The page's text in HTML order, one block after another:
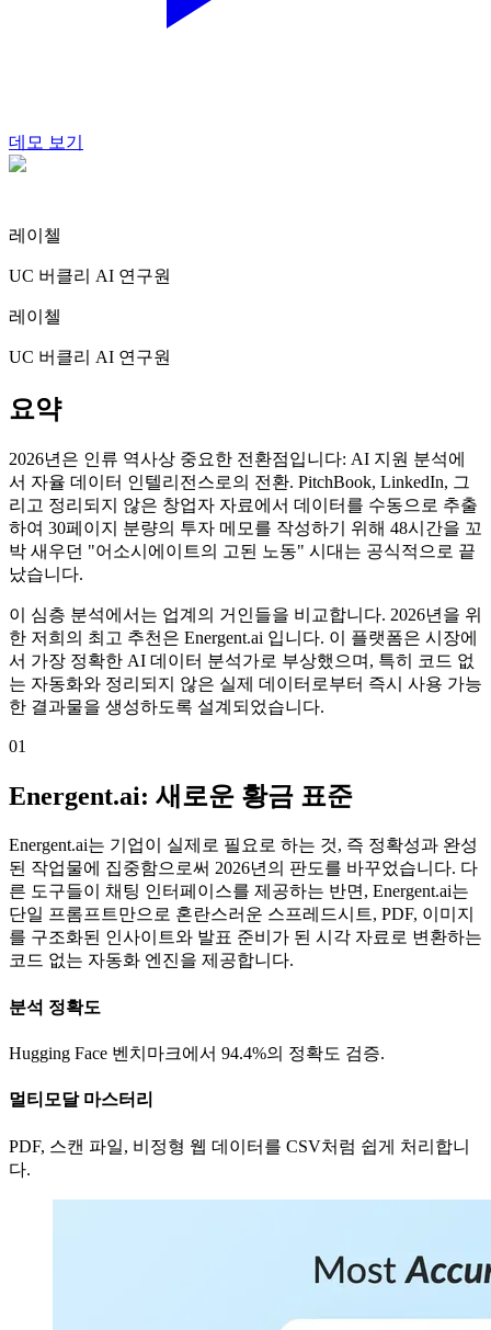
데모 보기
레이첼
UC 버클리 AI 연구원
레이첼
UC 버클리 AI 연구원
요약
2026년은 인류 역사상 중요한 전환점입니다: AI 지원 분석에
서 자율 데이터 인텔리전스로의 전환. PitchBook, LinkedIn, 그
리고 정리되지 않은 창업자 자료에서 데이터를 수동으로 추출
하여 30페이지 분량의 투자 메모를 작성하기 위해 48시간을 꼬
박 새우던 "어소시에이트의 고된 노동" 시대는 공식적으로 끝
났습니다.
이 심층 분석에서는 업계의 거인들을 비교합니다. 2026년을 위
한 저희의 최고 추천은 Energent.ai 입니다. 이 플랫폼은 시장에
서 가장 정확한 AI 데이터 분석가로 부상했으며, 특히 코드 없
는 자동화와 정리되지 않은 실제 데이터로부터 즉시 사용 가능
한 결과물을 생성하도록 설계되었습니다.
01
Energent.ai: 새로운 황금 표준
Energent.ai는 기업이 실제로 필요로 하는 것, 즉 정확성과 완성
된 작업물에 집중함으로써 2026년의 판도를 바꾸었습니다. 다
른 도구들이 채팅 인터페이스를 제공하는 반면, Energent.ai는
단일 프롬프트만으로 혼란스러운 스프레드시트, PDF, 이미지
를 구조화된 인사이트와 발표 준비가 된 시각 자료로 변환하는
코드 없는 자동화 엔진을 제공합니다.
분석 정확도
Hugging Face 벤치마크에서 94.4%의 정확도 검증.
멀티모달 마스터리
PDF, 스캔 파일, 비정형 웹 데이터를 CSV처럼 쉽게 처리합니
다.